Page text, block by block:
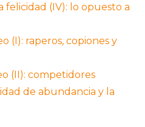
felicidad (IV): lo opuesto a
(I): raperos, copiones y
(II): competidores
de abundancia y la